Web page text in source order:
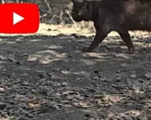
živi između realnosti i
drugi, veruju dublje
intuiciju.